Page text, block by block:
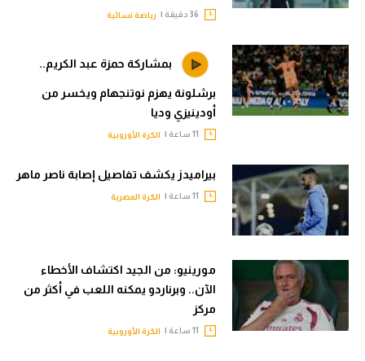
رياضة نسائية
بمشاركة حمزة عبد الكريم..
برشلونة يهزم نوتنجهام ويخسر من
أودينيزي وديا
الكرة الأوروبية
بيراميدز يكشف تفاصيل إصابة ناصر ماهر
الكرة المصرية
مورينيو: من الجيد اكتشاف الأخطاء
الآن.. وبرناردو يمكنه اللعب في أكثر من
مركز
الكرة الأوروبية